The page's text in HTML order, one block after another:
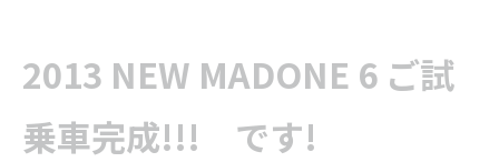
2013 NEW MADONE 6 ご試
乗車完成!!! です!